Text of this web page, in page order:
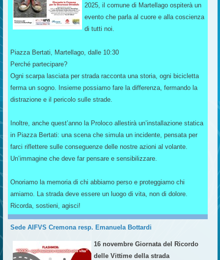
2025, il comune di Martellago ospiterà un
evento che parla al cuore e alla coscienza
di tutti noi.
Piazza Bertati, Martellago, dalle 10:30
Perché partecipare?
Ogni scarpa lasciata per strada racconta una storia, ogni bicicletta
ferma un sogno. Insieme possiamo fare la differenza, fermando la
distrazione e il pericolo sulle strade.
Inoltre, anche quest’anno la Proloco allestirà un’installazione statica
in Piazza Bertati: una scena che simula un incidente, pensata per
farci riflettere sulle conseguenze delle nostre azioni al volante.
Un’immagine che deve far pensare e sensibilizzare.
Onoriamo la memoria di chi abbiamo perso e proteggiamo chi
amiamo. La strada deve essere un luogo di vita, non di dolore.
Ricorda, sostieni, agisci!
Sede AIFVS Cremona resp. Emanuela Bottardi
16 novembre Giornata del Ricordo
delle Vittime della strada